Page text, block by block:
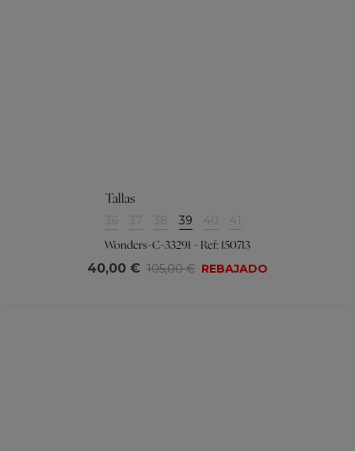
Tallas
36 37 38 39 40 41
Wonders-C-33291 - Ref: 150713
40,00 € 105,00 € REBAJADO